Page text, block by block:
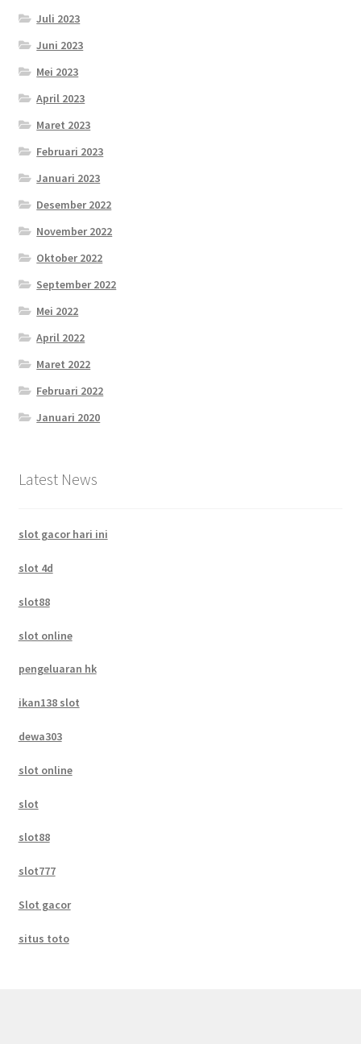
Juli 2023
Juni 2023
Mei 2023
April 2023
Maret 2023
Februari 2023
Januari 2023
Desember 2022
November 2022
Oktober 2022
September 2022
Mei 2022
April 2022
Maret 2022
Februari 2022
Januari 2020
Latest News
slot gacor hari ini
slot 4d
slot88
slot online
pengeluaran hk
ikan138 slot
dewa303
slot online
slot
slot88
slot777
Slot gacor
situs toto